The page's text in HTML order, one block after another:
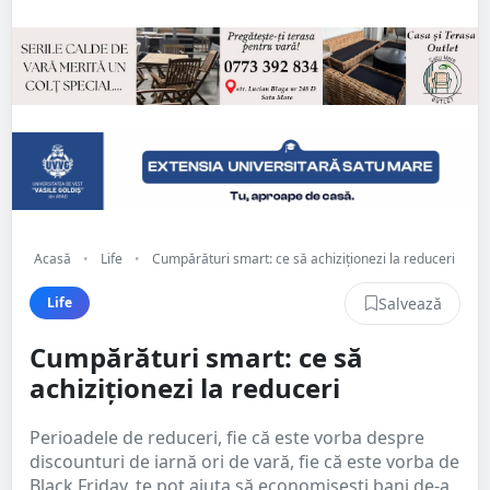
Acasă • Life • Cumpărături smart: ce să achiziţionezi la reduceri
Life Salvează
Cumpărături smart: ce să
achiziţionezi la reduceri
Perioadele de reduceri, fie că este vorba despre
discounturi de iarnă ori de vară, fie că este vorba de
Black Friday, te pot ajuta să economiseşti bani de-a